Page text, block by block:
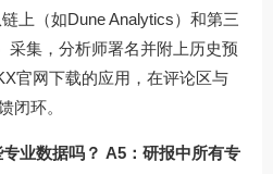
上（如Dune Analytics）和第三
采集，分析师署名并附上历史预
官网下载的应用，在评论区与
闭环。
业数据吗？ A5：研报中所有专